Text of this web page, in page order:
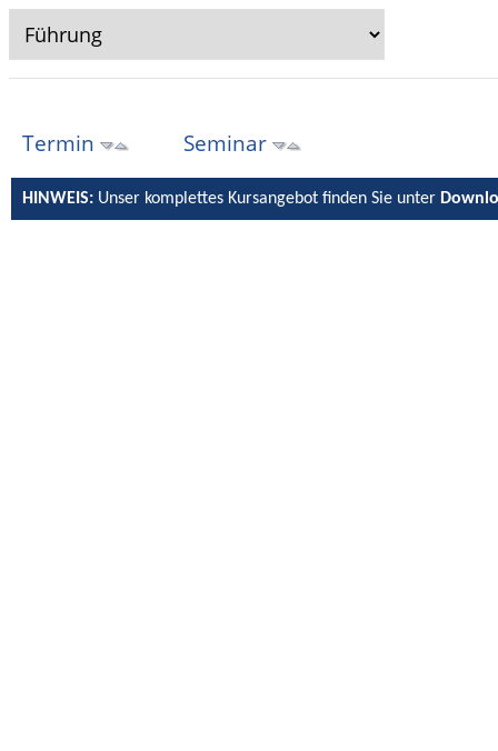
Termin Seminar
HINWEIS: Unser komplettes Kursangebot finden Sie unter